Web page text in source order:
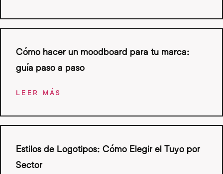
Cómo hacer un moodboard para tu marca:
guía paso a paso
LEER MÁS
Estilos de Logotipos: Cómo Elegir el Tuyo por
Sector